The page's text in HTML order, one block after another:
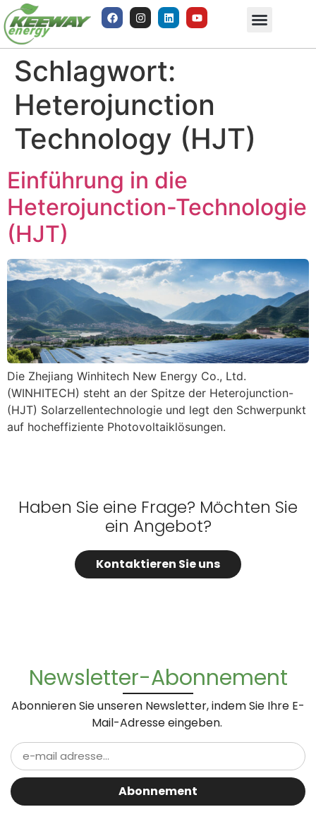
Schlagwort:
Heterojunction
Technology (HJT)
Einführung in die
Heterojunction-Technologie
(HJT)
Die Zhejiang Winhitech New Energy Co., Ltd.
(WINHITECH) steht an der Spitze der Heterojunction-
(HJT) Solarzellentechnologie und legt den Schwerpunkt
auf hocheffiziente Photovoltaiklösungen.
Haben Sie eine Frage? Möchten Sie
ein Angebot?
Kontaktieren Sie uns
Newsletter-Abonnement
Abonnieren Sie unseren Newsletter, indem Sie Ihre E-
Mail-Adresse eingeben.
Abonnement